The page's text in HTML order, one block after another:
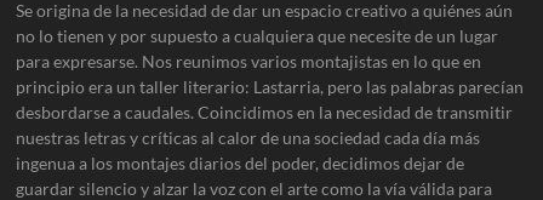
Se origina de la necesidad de dar un espacio creativo a quiénes aún
no lo tienen y por supuesto a cualquiera que necesite de un lugar
para expresarse. Nos reunimos varios montajistas en lo que en
principio era un taller literario: Lastarria, pero las palabras parecían
desbordarse a caudales. Coincidimos en la necesidad de transmitir
nuestras letras y críticas al calor de una sociedad cada día más
ingenua a los montajes diarios del poder, decidimos dejar de
guardar silencio y alzar la voz con el arte como la vía válida para